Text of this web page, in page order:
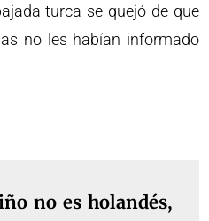
turca se quejó de que
no les habían informado
no es holandés,